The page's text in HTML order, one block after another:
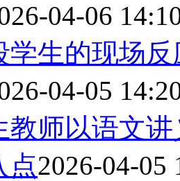
04-06
学生的现场
04-05
教师以语文
点2026-04-05